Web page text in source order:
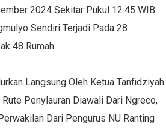
2024 Sekitar Pukul 12.45 WIB
Sendiri Terjadi Pada 28
48 Rumah.
Langsung Oleh Ketua Tanfidziyah
Penylauran Diawali Dari Ngreco,
Dari Pengurus NU Ranting